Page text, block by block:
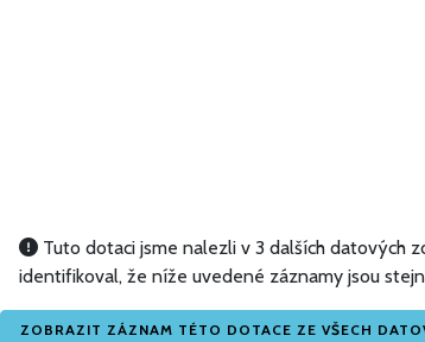
Tuto dotaci jsme nalezli v 3 dalších datových
identifikoval, že níže uvedené záznamy jsou
ZOBRAZIT ZÁZNAM TÉTO DOTACE ZE VŠECH